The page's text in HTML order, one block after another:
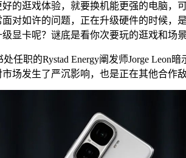
逛戏体验，就要换机能更强的电脑，可
对如许的问题，正在升级硬件的时候，
显卡呢？谜底是看你次要玩的逛戏和场景
职的Rystad Energy阐发师Jorge Leon暗
场发生了严沉影响，也是正在其他合作敌